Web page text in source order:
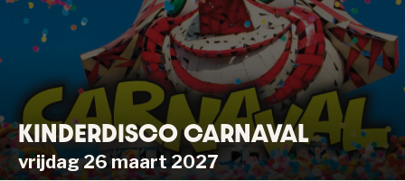
KINDERDISCO CARNAVAL
vrijdag 26 maart 2027